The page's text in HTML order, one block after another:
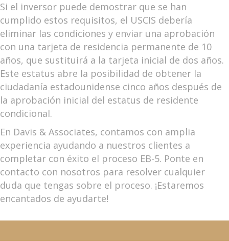
Si el inversor puede demostrar que se han
cumplido estos requisitos, el USCIS debería
eliminar las condiciones y enviar una aprobación
con una tarjeta de residencia permanente de 10
años, que sustituirá a la tarjeta inicial de dos años.
Este estatus abre la posibilidad de obtener la
ciudadanía estadounidense cinco años después de
la aprobación inicial del estatus de residente
condicional.
En Davis & Associates, contamos con amplia
experiencia ayudando a nuestros clientes a
completar con éxito el proceso EB-5. Ponte en
contacto con nosotros para resolver cualquier
duda que tengas sobre el proceso. ¡Estaremos
encantados de ayudarte!